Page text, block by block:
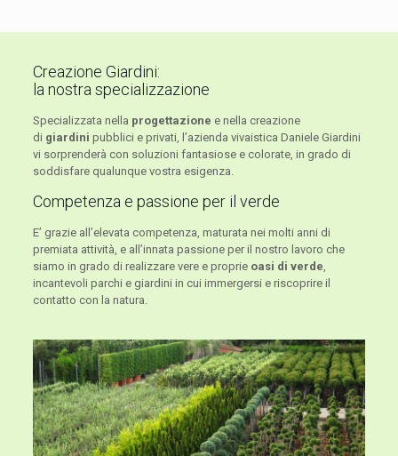
Creazione Giardini:
la nostra specializzazione
Specializzata nella progettazione e nella creazione
di giardini pubblici e privati, l’azienda vivaistica Daniele Giardini
vi sorprenderà con soluzioni fantasiose e colorate, in grado di
soddisfare qualunque vostra esigenza.
Competenza e passione per il verde
E’ grazie all’elevata competenza, maturata nei molti anni di
premiata attività, e all’innata passione per il nostro lavoro che
siamo in grado di realizzare vere e proprie oasi di verde,
incantevoli parchi e giardini in cui immergersi e riscoprire il
contatto con la natura.